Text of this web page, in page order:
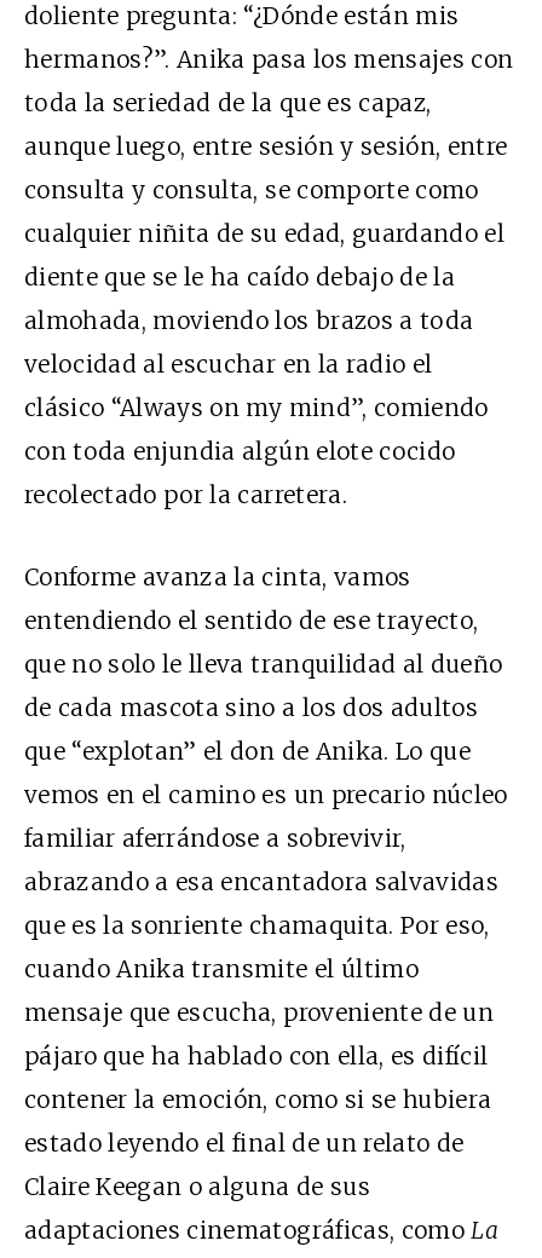
doliente pregunta: “¿Dónde están mis
hermanos?”. Anika pasa los mensajes con
toda la seriedad de la que es capaz,
aunque luego, entre sesión y sesión, entre
consulta y consulta, se comporte como
cualquier niñita de su edad, guardando el
diente que se le ha caído debajo de la
almohada, moviendo los brazos a toda
velocidad al escuchar en la radio el
clásico “Always on my mind”, comiendo
con toda enjundia algún elote cocido
recolectado por la carretera.
Conforme avanza la cinta, vamos
entendiendo el sentido de ese trayecto,
que no solo le lleva tranquilidad al dueño
de cada mascota sino a los dos adultos
que “explotan” el don de Anika. Lo que
vemos en el camino es un precario núcleo
familiar aferrándose a sobrevivir,
abrazando a esa encantadora salvavidas
que es la sonriente chamaquita. Por eso,
cuando Anika transmite el último
mensaje que escucha, proveniente de un
pájaro que ha hablado con ella, es difícil
contener la emoción, como si se hubiera
estado leyendo el final de un relato de
Claire Keegan o alguna de sus
adaptaciones cinematográficas, comoLa